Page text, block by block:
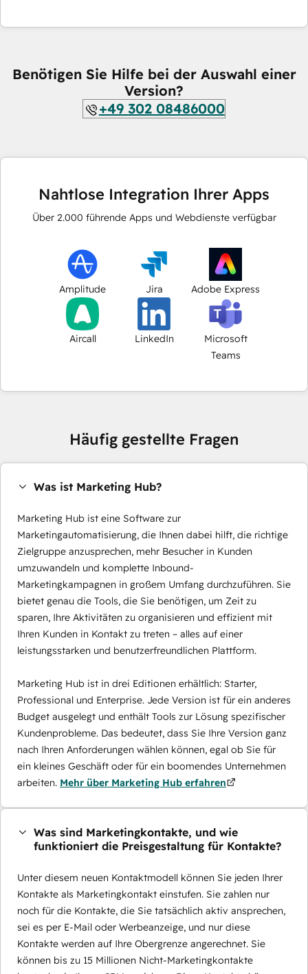
Benötigen Sie Hilfe bei der Auswahl einer
Version?
+49 302 08486000
Nahtlose Integration Ihrer Apps
Über 2.000 führende Apps und Webdienste verfügbar
Amplitude Jira Adobe Express
Aircall LinkedIn
Microsoft
Teams
Häufig gestellte Fragen
Was ist Marketing Hub?
Marketing Hub ist eine Software zur
Marketingautomatisierung, die Ihnen dabei hilft, die richtige
Zielgruppe anzusprechen, mehr Besucher in Kunden
umzuwandeln und komplette Inbound-
Marketingkampagnen in großem Umfang durchzuführen. Sie
bietet genau die Tools, die Sie benötigen, um Zeit zu
sparen, Ihre Aktivitäten zu organisieren und effizient mit
Ihren Kunden in Kontakt zu treten – alles auf einer
leistungsstarken und benutzerfreundlichen Plattform.
Marketing Hub ist in drei Editionen erhältlich: Starter,
Professional und Enterprise. Jede Version ist für ein anderes
Budget ausgelegt und enthält Tools zur Lösung spezifischer
Kundenprobleme. Das bedeutet, dass Sie Ihre Version ganz
nach Ihren Anforderungen wählen können, egal ob Sie für
ein kleines Geschäft oder für ein boomendes Unternehmen
arbeiten. Mehr über Marketing Hub erfahren
Was sind Marketingkontakte, und wie
funktioniert die Preisgestaltung für Kontakte?
Unter diesem neuen Kontaktmodell können Sie jeden Ihrer
Kontakte als Marketingkontakt einstufen. Sie zahlen nur
noch für die Kontakte, die Sie tatsächlich aktiv ansprechen,
sei es per E-Mail oder Werbeanzeige, und nur diese
Kontakte werden auf Ihre Obergrenze angerechnet. Sie
können bis zu 15 Millionen Nicht-Marketingkontakte